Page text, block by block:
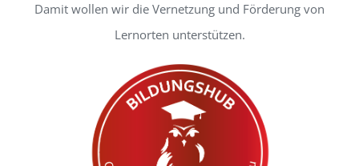
Damit wollen wir die Vernetzung und Förderung von
Lernorten unterstützen.